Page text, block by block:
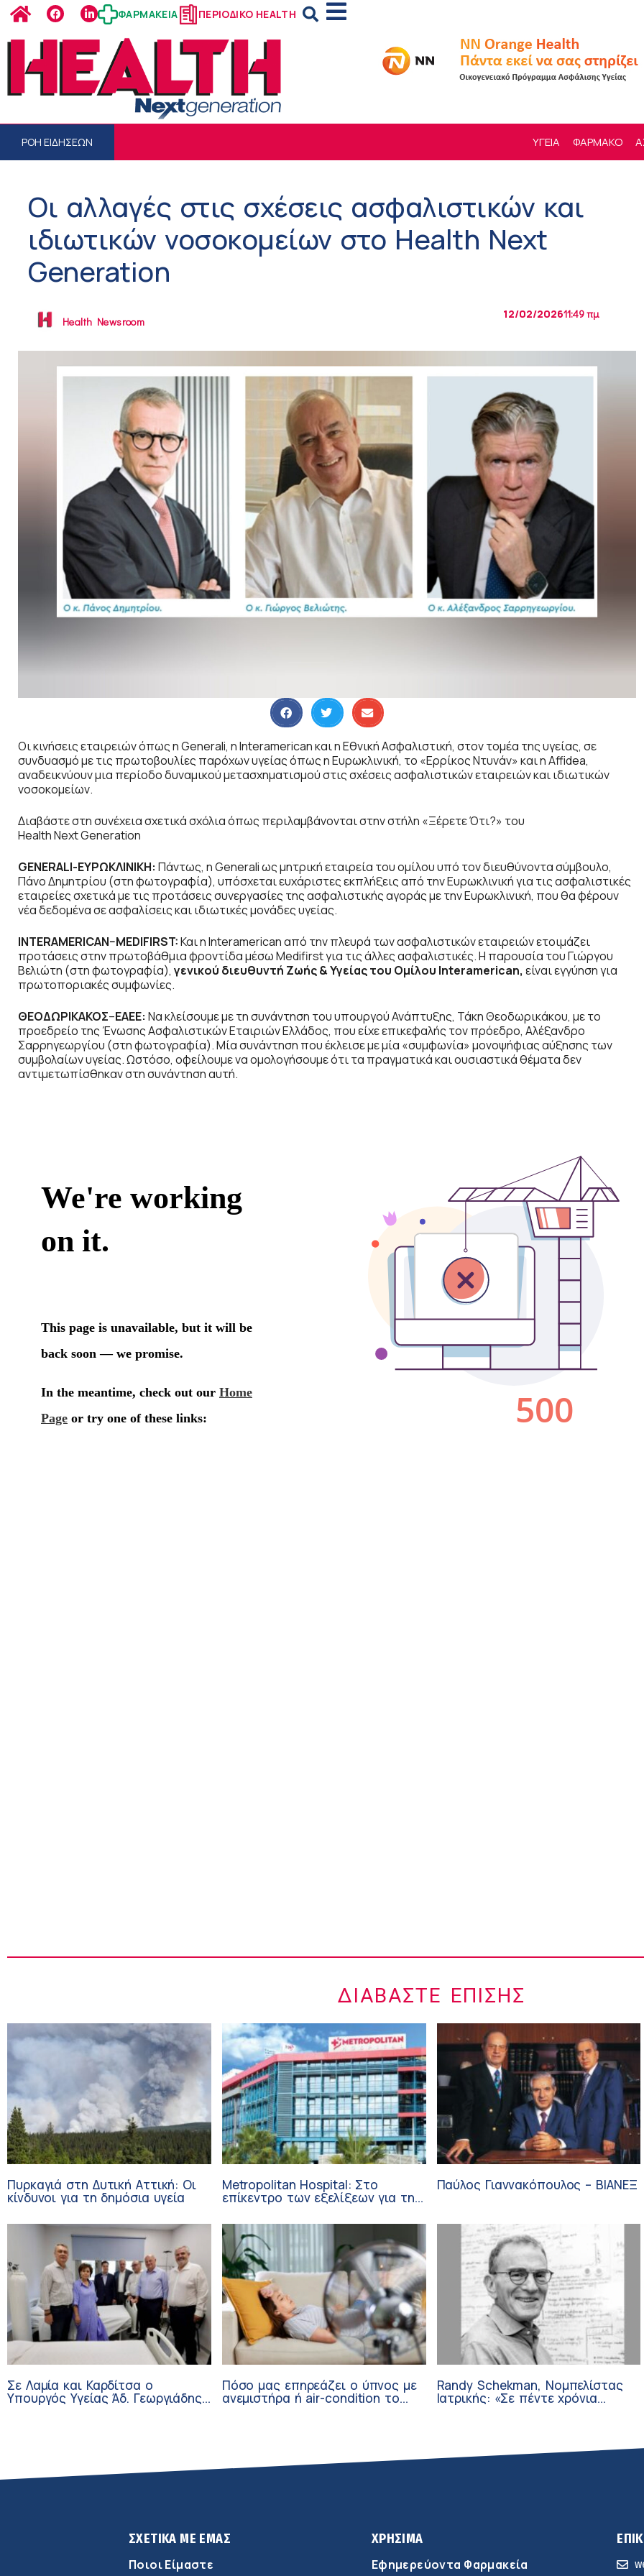
ΦΑΡΜΑΚΕΙΑ ΠΕΡΙΟΔΙΚΟ HEALTH
ΡΟΗ ΕΙΔΗΣΕΩΝ ΥΓΕΙΑ ΦΑΡΜΑΚΟ
Οι αλλαγές στις σχέσεις ασφαλιστικών και
ιδιωτικών νοσοκομείων στο Health Next
Generation
Health Newsroom
12/02/202611:49 πμ
Οι κινήσεις εταιρειών όπως η Generali, η Interamerican και η Εθνική Ασφαλιστική, στον τομέα της υγείας, σε
συνδυασμό με τις πρωτοβουλίες παρόχων υγείας όπως η Ευρωκλινική, το «Ερρίκος Ντυνάν» και η Affidea,
αναδεικνύουν μια περίοδο δυναμικού μετασχηματισμού στις σχέσεις ασφαλιστικών εταιρειών και ιδιωτικών
νοσοκομείων.
Διαβάστε στη συνέχεια σχετικά σχόλια όπως περιλαμβάνονται στην στήλη «Ξέρετε Ότι?» του
HealthNextGeneration
GENERALI-ΕΥΡΩΚΛΙΝΙΚΗ: Πάντως, η Generali ως μητρική εταιρεία του ομίλου υπό τον διευθύνοντα σύμβουλο,
Πάνο Δημητρίου (στη φωτογραφία), υπόσχεται ευχάριστες εκπλήξεις από την Ευρωκλινική για τις ασφαλιστικές
εταιρείες σχετικά με τις προτάσεις συνεργασίες της ασφαλιστικής αγοράς με την Ευρωκλινική, που θα φέρουν
νέα δεδομένα σε ασφαλίσεις και ιδιωτικές μονάδες υγείας.
INTERAMERICAN–MEDIFIRST:Και η Interamerican από την πλευρά των ασφαλιστικών εταιρειών ετοιμάζει
προτάσεις στην πρωτοβάθμια φροντίδα μέσω Medifirst για τις άλλες ασφαλιστικές. Η παρουσία του Γιώργου
Βελιώτη (στη φωτογραφία), γενικού διευθυντή Ζωής & Υγείας του Ομίλου Interamerican, είναι εγγύηση για
πρωτοποριακές συμφωνίες.
ΘΕΟΔΩΡΙΚΑΚΟΣ–ΕΑΕΕ: Να κλείσουμε με τη συνάντηση του υπουργού Ανάπτυξης, Τάκη Θεοδωρικάκου, με το
προεδρείο της Ένωσης Ασφαλιστικών Εταιριών Ελλάδος, που είχε επικεφαλής τον πρόεδρο, Αλέξανδρο
Σαρρηγεωργίου (στη φωτογραφία). Μία συνάντηση που έκλεισε με μία «συμφωνία» μονοψήφιας αύξησης των
συμβολαίων υγείας. Ωστόσο, οφείλουμε να ομολογήσουμε ότι τα πραγματικά και ουσιαστικά θέματα δεν
αντιμετωπίσθηκαν στη συνάντηση αυτή.
ΔΙΑΒΆΣΤΕ ΕΠΊΣΗΣ
Πυρκαγιά στη Δυτική Αττική: Οι
κίνδυνοι για τη δημόσια υγεία
Metropolitan Hospital: Στο
επίκεντρο των εξελίξεων για την
Ογκολογία
Παύλος Γιαννακόπουλος – ΒΙΑΝΕΞ
Σε Λαμία και Καρδίτσα ο
Υπουργός Υγείας Άδ. Γεωργιάδης
Πόσο μας επηρεάζει ο ύπνος με
ανεμιστήρα ή air-condition το
Randy Schekman, Νομπελίστας
Ιατρικής: «Σε πέντε χρόνια
ΣΧΕΤΙΚΑ ΜΕ ΕΜΑΣ
Ποιοι Είμαστε
ΧΡΗΣΙΜΑ
Εφημερεύοντα Φαρμακεία